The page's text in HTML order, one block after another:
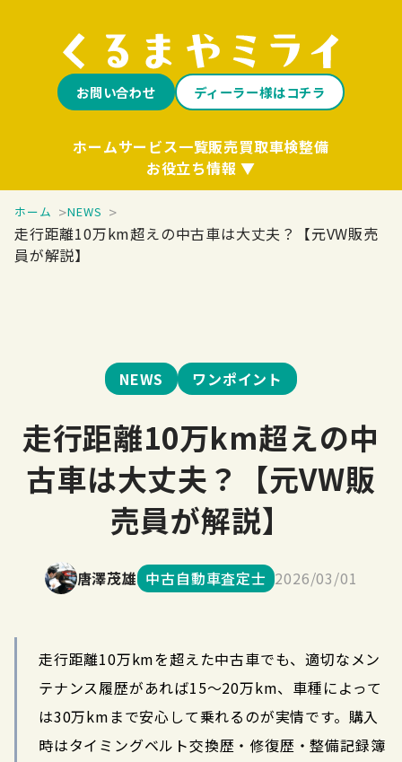
お問い合わせ ディーラー様はコチラ
ホームサービス一覧販売買取車検整備
お役立ち情報
ホーム NEWS
走行距離10万km超えの中古車は大丈夫？【元VW販売
員が解説】
NEWS ワンポイント
走行距離10万km超えの中
古車は大丈夫？【元VW販
売員が解説】
唐澤茂雄 中古自動車査定士 2026/03/01
走行距離10万kmを超えた中古車でも、適切なメン
テナンス履歴があれば15〜20万km、車種によって
は30万kmまで安心して乗れるのが実情です。購入
時はタイミングベルト交換歴・修復歴・整備記録簿